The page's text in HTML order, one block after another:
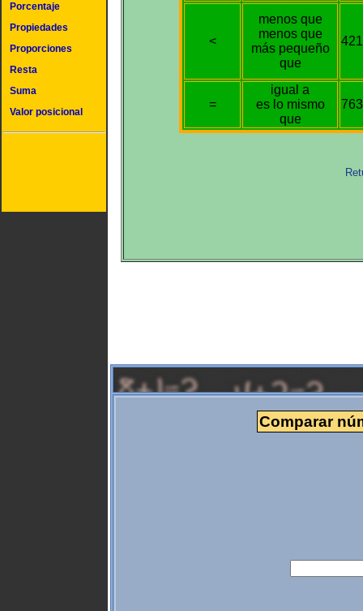
Porcentaje
Propiedades
Proporciones
Resta
Suma
Valor posicional
<
menos que
menos que
más pequeño
que
=
igual a
es lo mismo
que
Comparar